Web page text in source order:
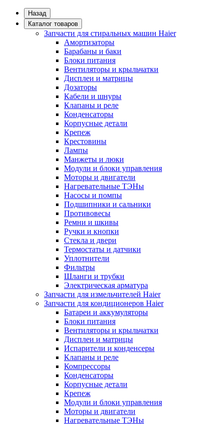
Назад
Каталог товаров
Запчасти для стиральных машин Haier
Амортизаторы
Барабаны и баки
Блоки питания
Вентиляторы и крыльчатки
Дисплеи и матрицы
Дозаторы
Кабели и шнуры
Клапаны и реле
Конденсаторы
Корпусные детали
Крепеж
Крестовины
Лампы
Манжеты и люки
Модули и блоки управления
Моторы и двигатели
Нагревательные ТЭНы
Насосы и помпы
Подшипники и сальники
Противовесы
Ремни и шкивы
Ручки и кнопки
Стекла и двери
Термостаты и датчики
Уплотнители
Фильтры
Шланги и трубки
Электрическая арматура
Запчасти для измельчителей Haier
Запчасти для кондиционеров Haier
Батареи и аккумуляторы
Блоки питания
Вентиляторы и крыльчатки
Дисплеи и матрицы
Испарители и конденсеры
Клапаны и реле
Компрессоры
Конденсаторы
Корпусные детали
Крепеж
Модули и блоки управления
Моторы и двигатели
Нагревательные ТЭНы